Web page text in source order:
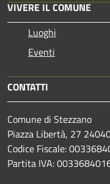
VIVERE IL COMUNE
Luoghi
Eventi
CONTATTI
Comune di Stezzano
Piazza Libertà, 27
Codice Fiscale:
Partita IVA: